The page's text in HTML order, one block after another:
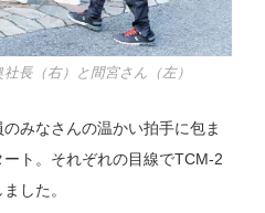
長（右）と間宮さん（左）
みなさんの温かい拍手に包ま
ト。それぞれの目線でTCM-2
した。